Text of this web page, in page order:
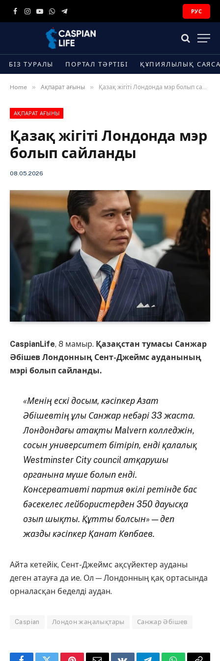
Facebook
Instagram
YouTube
WhatsApp
Telegram
РУС
БІЗ ТУРАЛЫ ПОРТАЛ ТӘРТІБІ ҚҰПИЯЛЫЛЫҚ
Home » Ақпарат ағыны » Қазақ жігіті Лондонда мэр болып сайланды
АҚПАРАТ АҒЫНЫ
Қазақ жігіті Лондонда мэр
болып сайланды
08.05.2026
CaspianLife, 8 мамыр. Қазақстан тумасы Санжар
Әбішев Лондонның Сент-Джеймс ауданының
мэрі болып сайланды.
«Менің ескі досым, кәсіпкер Азат
Әбішевтің ұлы Санжар небәрі 33 жаста.
Лондондағы атақты Malvern колледжін,
сосын университет бітіріп, енді қалалық
Westminster City council атқарушы
органына мүше болып енді.
Консервативті партия өкілі ретінде бас
бәсекелес лейбористерден 350 дауысқа
озып шықты. Құтты болсын» — деп
жазды кәсіпкер Қанат Көпбаев.
Айта кетейік, Сент-Джеймс ақсүйектер ауданы
деген атауға да ие. Ол — Лондонның қақ ортасында
орналасқан беделді аудан.
Caspian Лондон жаңалықтары Санжар Әбішев